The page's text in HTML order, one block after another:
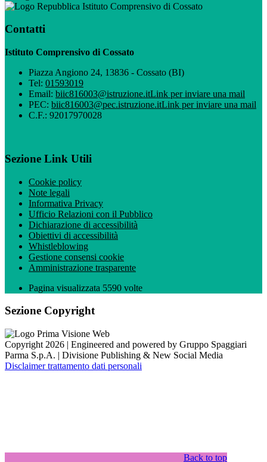
Istituto Comprensivo di Cossato
Contatti
Istituto Comprensivo di Cossato
Piazza Angiono 24, 13836 - Cossato (BI)
Tel: 01593019
Email: biic816003@istruzione.itLink per inviare una mail
PEC: biic816003@pec.istruzione.itLink per inviare una mail
C.F.: 92017970028
Sezione Link Utili
Cookie policy
Note legali
Informativa Privacy
Ufficio Relazioni con il Pubblico
Dichiarazione di accessibilità
Obiettivi di accessibilità
Whistleblowing
Gestione consensi cookie
Amministrazione trasparente
Pagina visualizzata 5590 volte
Sezione Copyright
Copyright 2026 | Engineered and powered by Gruppo Spaggiari
Parma S.p.A. | Divisione Publishing & New Social Media
Disclaimer trattamento dati personali
Back to top